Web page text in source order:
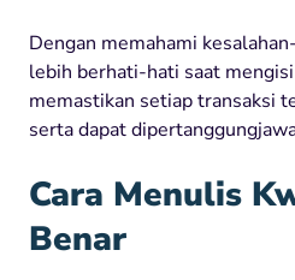
Dengan memahami
lebih berhati-hati saat
memastikan setiap transaksi
serta dapat
Cara Menulis
Benar